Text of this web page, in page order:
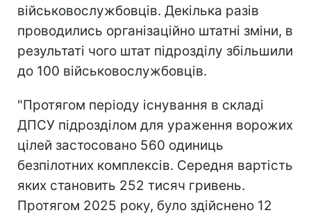
військовослужбовців. Декілька разів
проводились організаційно штатні зміни, в
результаті чого штат підрозділу збільшили
до 100 військовослужбовців.
"Протягом періоду існування в складі
ДПСУ підрозділом для ураження ворожих
цілей застосовано 560 одиниць
безпілотних комплексів. Середня вартість
яких становить 252 тисяч гривень.
Протягом 2025 року, було здійснено 12